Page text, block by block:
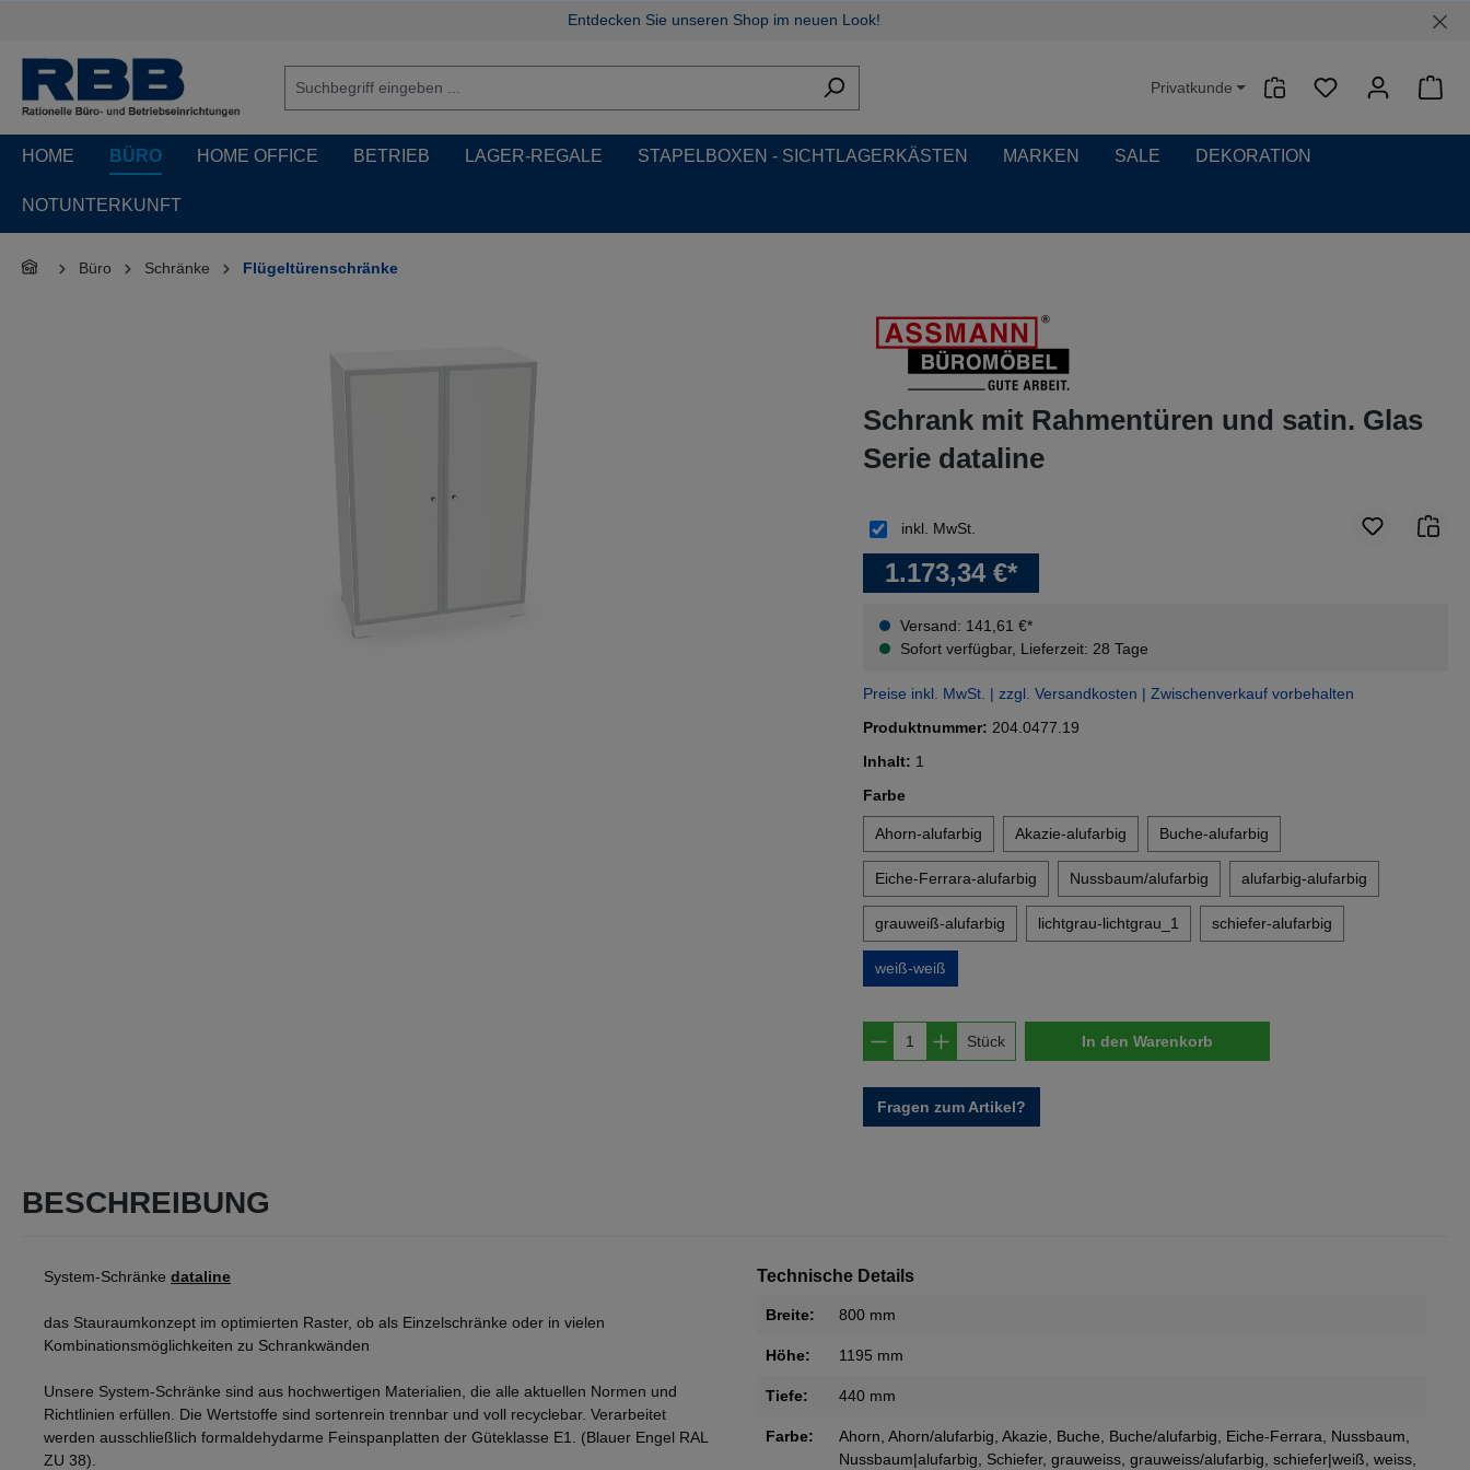
Entdecken Sie unseren Shop im neuen Look!
Privatkunde
HOME BÜRO HOME OFFICE BETRIEB LAGER-REGALE STAPELBOXEN - SICHTLAGERKÄSTEN MARKEN SALE DEKORATION
NOTUNTERKUNFT
Büro Schränke Flügeltürenschränke
Schrank mit Rahmentüren und satin. Glas
Serie dataline
1.173,34 €*
Versand: 141,61 €*
Sofort verfügbar, Lieferzeit: 28 Tage
inkl. MwSt.
Preise inkl. MwSt. | zzgl. Versandkosten | Zwischenverkauf vorbehalten
Produktnummer: 204.0477.19
Inhalt: 1
Farbeauswählen
Ahorn-alufarbig Akazie-alufarbig Buche-alufarbig
Eiche-Ferrara-alufarbig Nussbaum/alufarbig alufarbig-alufarbig
grauweiß-alufarbig lichtgrau-lichtgrau_1 schiefer-alufarbig
weiß-weiß
Produkt Anzahl: Gib den gewünschten Wert ein
Stück In den Warenkorb
Fragen zum Artikel?
BESCHREIBUNG
System-Schränke dataline
das Stauraumkonzept im optimierten Raster, ob als Einzelschränke oder in vielen
Kombinationsmöglichkeiten zu Schrankwänden
Unsere System-Schränke sind aus hochwertigen Materialien, die alle aktuellen Normen und
Richtlinien erfüllen. Die Wertstoffe sind sortenrein trennbar und voll recyclebar. Verarbeitet
werden ausschließlich formaldehydarme Feinspanplatten der Güteklasse E1. (Blauer Engel RAL
ZU 38).
Technische Details
Breite: 800 mm
Höhe: 1195 mm
Tiefe: 440 mm
Farbe: Ahorn, Ahorn/alufarbig, Akazie, Buche, Buche/alufarbig, Eiche-Ferrara, Nussbaum,
Nussbaum|alufarbig, Schiefer, grauweiss, grauweiss/alufarbig, schiefer|weiß, weiss,